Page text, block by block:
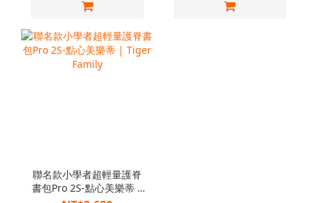
聯名款小學者超輕量護脊
書包Pro 2S-點心美樂蒂 |